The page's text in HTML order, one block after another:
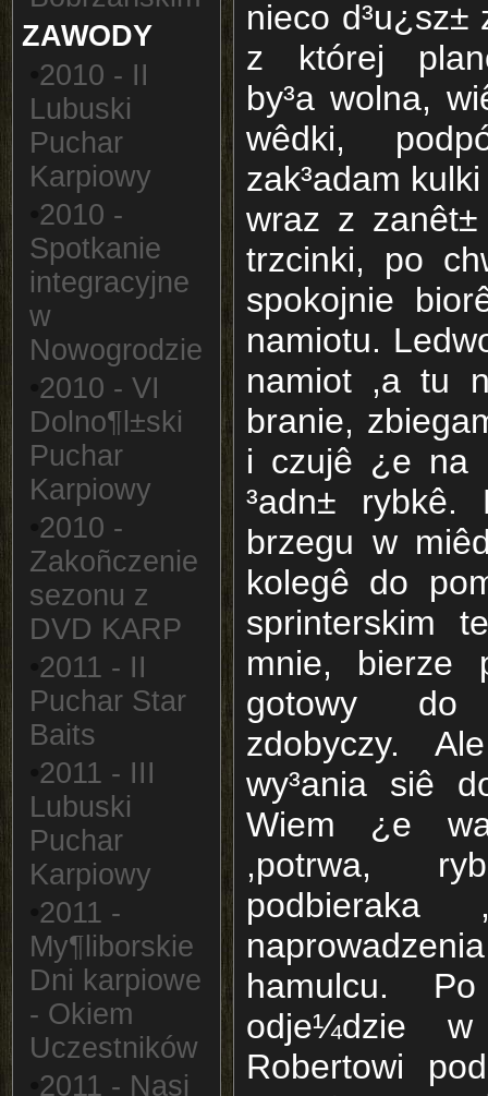
ZAWODY
2010 - II
Lubuski
Puchar
Karpiowy
2010 -
Spotkanie
integracyjne
w
Nowogrodzie
2010 - VI
Dolno¶l±ski
Puchar
Karpiowy
2010 -
Zakoñczenie
sezonu z
DVD KARP
2011 - II
Puchar Star
Baits
2011 - III
Lubuski
Puchar
Karpiowy
2011 -
My¶liborskie
Dni karpiowe
- Okiem
Uczestników
2011 - Nasi
nieco d³u¿sz±
z której
by³a wolna,
wêdki,
zak³adam
wraz z zanêt±
trzcinki, po
spokojnie
namiotu.
namiot ,a tu
branie,
i czujê ¿e na
³adn±
brzegu w
kolegê do
sprinterskim
mnie, bierze
gotowy do
zdobyczy.
wy³ania siê
Wiem ¿e
,potrwa,
hamulcu.
odje¼dzie
Robertowi